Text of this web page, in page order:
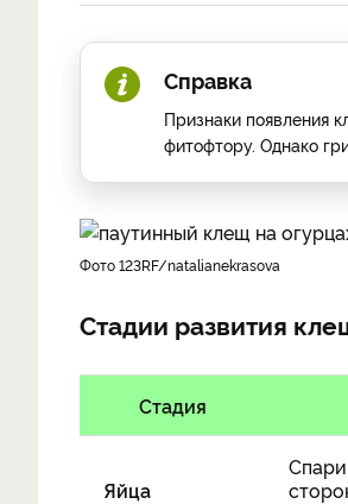
Справка
Признаки появления
фитофтору. Однако
фото 123RF/natalianekrasova
Стадии развития
Стадия
Яйца